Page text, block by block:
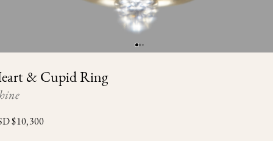
Bracelets
Herbarium
Calyx
Handle
Common Questions
& Cupid Ring
$10,300